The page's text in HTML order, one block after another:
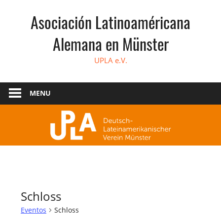
Asociación Latinoaméricana
Alemana en Münster
UPLA e.V.
MENU
Schloss
Eventos Schloss